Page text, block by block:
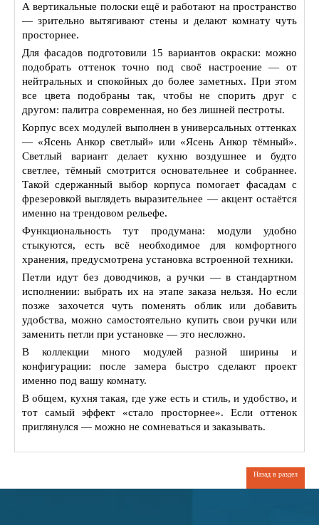
А вертикальные полоски ещё и работают на пространство
— зрительно вытягивают стены и делают комнату чуть
просторнее.
Для фасадов подготовили 15 вариантов окраски: можно
подобрать оттенок точно под своё настроение — от
нейтральных и спокойных до более заметных. При этом
все цвета подобраны так, чтобы не спорить друг с
другом: палитра современная, но без лишней пестроты.
Корпус всех модулей выполнен в универсальных оттенках
— «Ясень Анкор светлый» или «Ясень Анкор тёмный».
Светлый вариант делает кухню воздушнее и будто
светлее, тёмный смотрится основательнее и собраннее.
Такой сдержанный выбор корпуса помогает фасадам с
фрезеровкой выглядеть выразительнее — акцент остаётся
именно на трендовом рельефе.
Функциональность тут продумана: модули удобно
стыкуются, есть всё необходимое для комфортного
хранения, предусмотрена установка встроенной техники.
Петли идут без доводчиков, а ручки — в стандартном
исполнении: выбрать их на этапе заказа нельзя. Но если
позже захочется чуть поменять облик или добавить
удобства, можно самостоятельно купить свои ручки или
заменить петли при установке — это несложно.
В коллекции много модулей разной ширины и
конфигурации: после замера быстро сделают проект
именно под вашу комнату.
В общем, кухня такая, где уже есть и стиль, и удобство, и
тот самый эффект «стало просторнее». Если оттенок
приглянулся — можно не сомневаться и заказывать.
Назад в раздел